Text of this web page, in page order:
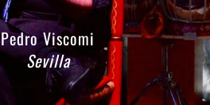
Pedro Viscomi
Sevilla